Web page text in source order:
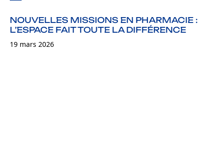
NOUVELLES MISSIONS EN PHARMACIE :
L’ESPACE FAIT TOUTE LA DIFFÉRENCE
19 mars 2026